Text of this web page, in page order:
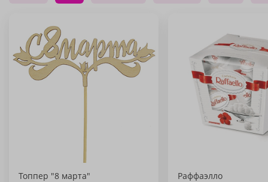
Топпер "8 марта" Раффаэлло